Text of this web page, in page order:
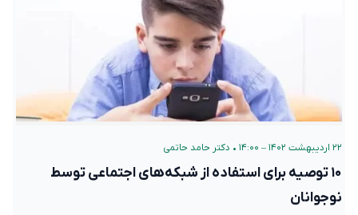
۲۲ اردیبهشت ۱۴۰۲ – ۱۴:۰۰ • دکتر حامد حاتمی
۱۰ توصیه برای استفاده از شبکه‌های اجتماعی توسط
نوجوانان